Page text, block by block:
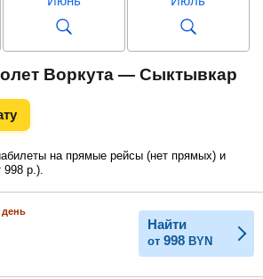
Сентябрь
Воркута — Сыктывкар
на прямые рейсы (нет прямых) и
998 р. ).
день
Найти
от 998 BYN